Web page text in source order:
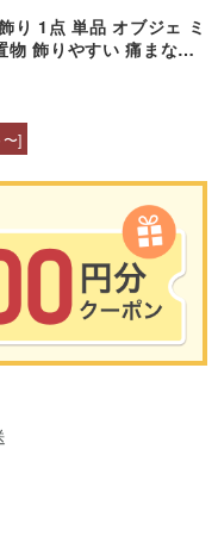
り 1点 単品 オブジェ ミ
飾りやすい 痛まない
]
ンすることも可能です。